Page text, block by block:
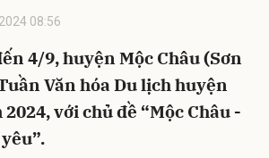
08:56
4/9, huyện Mộc Châu (Sơn
Văn hóa Du lịch huyện
với chủ đề “Mộc Châu -
Hủy Gửi